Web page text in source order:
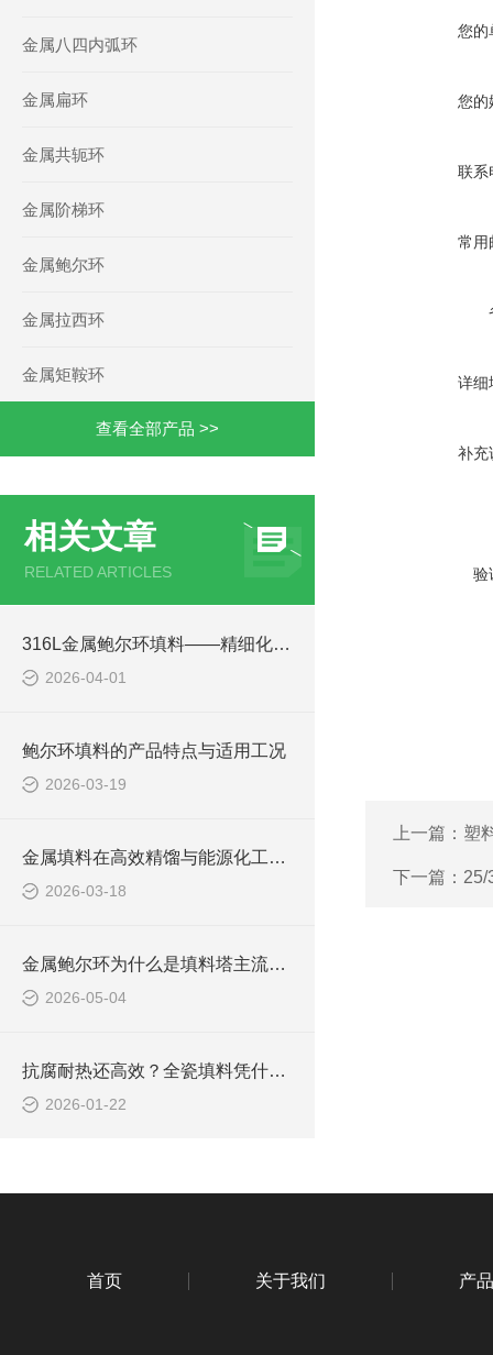
金属八四内弧环
金属扁环
金属共轭环
金属阶梯环
金属鲍尔环
金属拉西环
金属矩鞍环
查看全部产品 >>
相关文章
RELATED ARTICLES
316L金属鲍尔环填料——精细化工高纯分离专用填料
2026-04-01
鲍尔环填料的产品特点与适用工况
2026-03-19
金属填料在高效精馏与能源化工中的应用
2026-03-18
金属鲍尔环为什么是填料塔主流填料
2026-05-04
抗腐耐热还高效？全瓷填料凭什么成为工业优选
2026-01-22
您的
您的
联系
常用
详细
补充
验
上一篇： 塑
下一篇： 25/
首页 关于我们 产